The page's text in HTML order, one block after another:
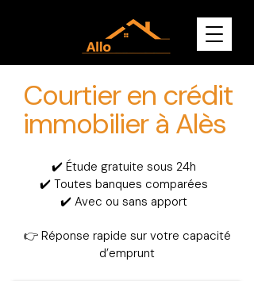
Courtier en crédit
immobilier à Alès
✔️ Étude gratuite sous 24h
✔️ Toutes banques comparées
✔️ Avec ou sans apport
👉 Réponse rapide sur votre capacité
d’emprunt